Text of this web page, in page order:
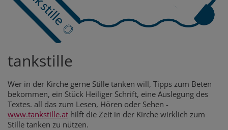
tankstille
Wer in der Kirche gerne Stille tanken will, Tipps zum Beten
bekommen, ein Stück Heiliger Schrift, eine Auslegung des
Textes. all das zum Lesen, Hören oder Sehen -
www.tankstille.at hilft die Zeit in der Kirche wirklich zum
Stille tanken zu nützen.